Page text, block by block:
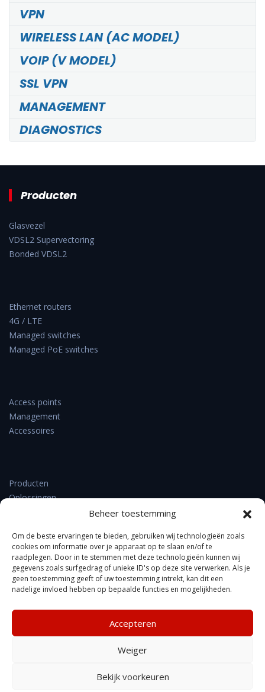
Beheer toestemming
Om de beste ervaringen te bieden, gebruiken wij technologieën zoals
cookies om informatie over je apparaat op te slaan en/of te
raadplegen. Door in te stemmen met deze technologieën kunnen wij
gegevens zoals surfgedrag of unieke ID's op deze site verwerken. Als je
geen toestemming geeft of uw toestemming intrekt, kan dit een
nadelige invloed hebben op bepaalde functies en mogelijkheden.
Accepteren
Weiger
Bekijk voorkeuren
VPN
WIRELESS LAN (AC MODEL)
VOIP (V MODEL)
SSL VPN
MANAGEMENT
DIAGNOSTICS
Producten
Glasvezel
VDSL2 Supervectoring
Bonded VDSL2
Ethernet routers
4G / LTE
Managed switches
Managed PoE switches
Access points
Management
Accessoires
Producten
Oplossingen
Support & downloads
Nieuws
Contact
Over DrayTek
FAQ
Kennisbank
Copyright © Xpert Data b.v. gegevens, foto's of specificaties